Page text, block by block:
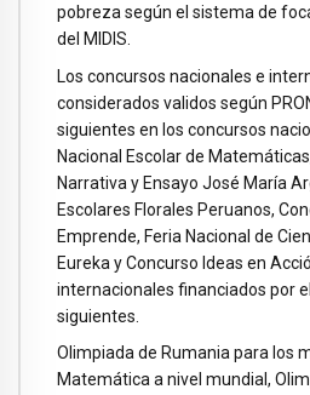
pobreza según el sistema de
del MIDIS.
Los concursos nacionales e
considerados validos según
siguientes en los concursos
Nacional Escolar de
Narrativa y Ensayo José María
Escolares Florales Peruanos,
Emprende, Feria Nacional de
Eureka y Concurso Ideas en
internacionales financiados por el
siguientes.
Olimpiada de Rumania para los
Matemática a nivel mundial,